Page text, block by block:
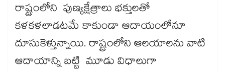
రాష్ట్రంలోని పుణ్యక్షేత్రాలు భక్తులతో
కళకళలాడటమే కాకుండా ఆదాయంలోనూ
దూసుకెళ్తున్నాయి. రాష్ట్రంలోని ఆలయాలను వాటి
ఆదాయాన్ని బట్టి మూడు విధాలుగా